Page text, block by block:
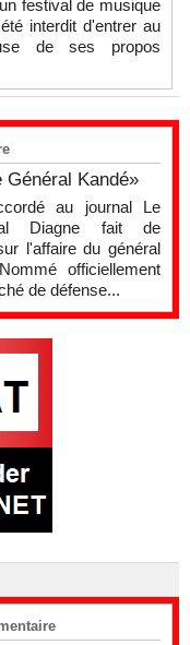
festival de musique
interdit d'entrer au
de ses propos
Général Kandé»
au journal Le
Diagne fait de
l'affaire du général
officiellement
de défense...